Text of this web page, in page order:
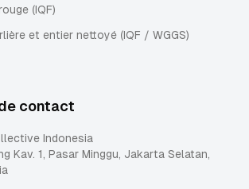
(IQF)
et entier nettoyé (IQF / WGGS)
contact
Indonesia
Kav. 1, Pasar Minggu, Jakarta Selatan,